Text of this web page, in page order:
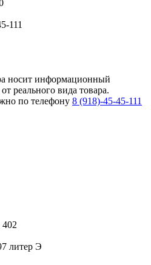
111
носит информационный
реального вида товара.
по телефону 8 (918)-45-45-111
402
литер Э